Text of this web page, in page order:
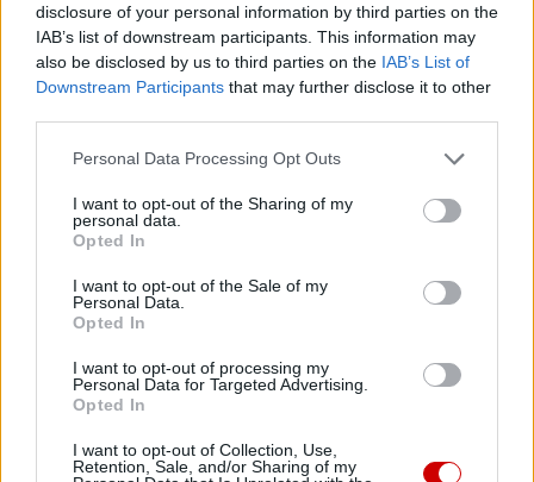
disclosure of your personal information by third parties on the
IAB’s list of downstream participants. This information may
also be disclosed by us to third parties on the IAB’s List of
Downstream Participants that may further disclose it to other
Personal Data Processing Opt Outs
I want to opt-out of the Sharing of my
personal data.
Opted In
I want to opt-out of the Sale of my
Personal Data.
Opted In
I want to opt-out of processing my
Personal Data for Targeted Advertising.
Opted In
I want to opt-out of Collection, Use,
Retention, Sale, and/or Sharing of my
07 sierpnia 2026 | 19:21
Prawosławny metropolita Finlandii krytykuje patriarchę Cyryla
za słowa o broni atomowej
07 sierpnia 2026 | 18:10
Kard. Parolin: pokój zaczyna się od empatii wobec cierpienia
Popularne